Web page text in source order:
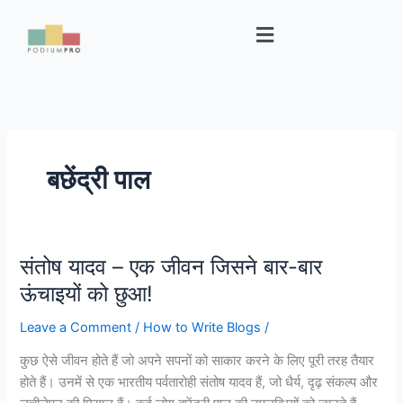
content
Menu
बछेंद्री पाल
संतोष यादव – एक जीवन जिसने बार-बार
ऊंचाइयों को छुआ!
Leave a Comment / How to Write Blogs /
कुछ ऐसे जीवन होते हैं जो अपने सपनों को साकार करने के लिए पूरी तरह तैयार
होते हैं। उनमें से एक भारतीय पर्वतारोही संतोष यादव हैं, जो धैर्य, दृढ़ संकल्प और
संतोष
यादव
–
एक
जीवन
जिसने
बार-